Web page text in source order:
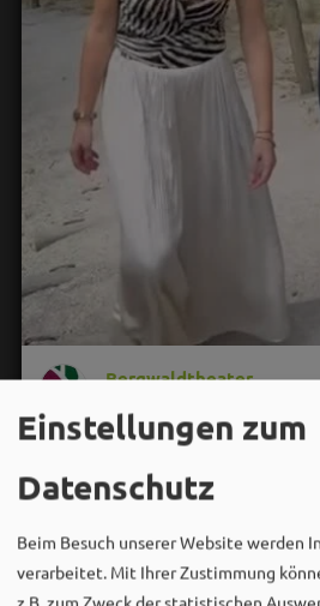
Bergwaldtheater
Sei wie Luisa & Chiara!
Komm am 08.08. ins
neuen Ohrwurm. 🎤✨
Gute Musik, beste Stimmung und
der im Kopf bleibt. 🌿🎵
Einstellungen zum
Datenschutz
Beim Besuch unserer Website werden
verarbeitet. Mit Ihrer Zustimmung